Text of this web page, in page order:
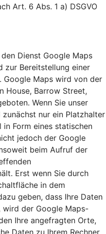
Art. 6 Abs. 1 a) DSGVO
Dienst Google Maps
zur Bereitstellung einer
Google Maps wird von der
House, Barrow Street,
Wenn Sie unser
nur ein Platzhalter
Form eines statischen
jedoch der Google
beim Aufruf der
Erst wenn Sie durch
in dem
geben, dass Ihre Daten
der Google Maps-
Ihre angefragten Orte,
Daten zu Ihrem Rechner